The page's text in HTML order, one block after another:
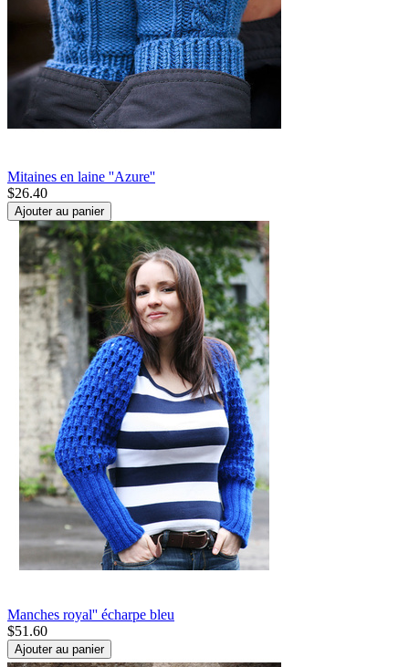
Mitaines en laine ''Azure''
$26.40
Ajouter au panier
Manches royal'' écharpe bleu
$51.60
Ajouter au panier